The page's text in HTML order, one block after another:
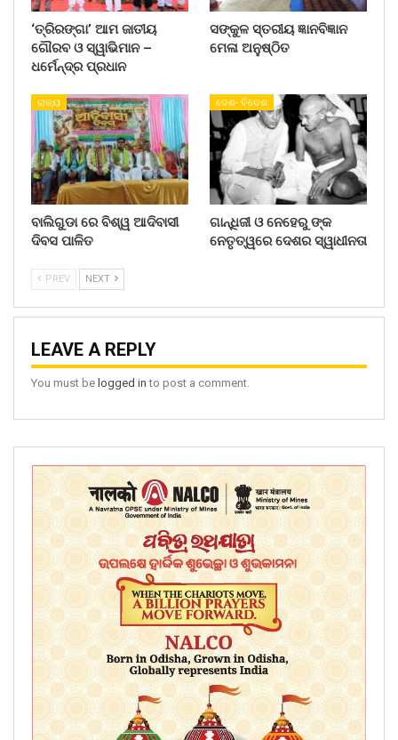
‘ତ୍ରିରଙ୍ଗା’ ଆମ ଜାତୀୟ
ଗୌରବ ଓ ସ୍ୱାଭିମାନ –
ଧର୍ମେନ୍ଦ୍ର ପ୍ରଧାନ
ସଙ୍କୁଳ ସ୍ତରୀୟ ଜ୍ଞାନବିଜ୍ଞାନ
ମେଳା ଅନୁଷ୍ଠିତ
ରାଜ୍ୟ
ବାଲିଗୁଡା ରେ ବିଶ୍ୱ ଆଦିବାସୀ
ଦିବସ ପାଳିତ
ଦେଶ- ବିଦେଶ
ଗାନ୍ଧିଜୀ ଓ ନେହେରୁ ଙ୍କ
ନେତୃତ୍ୱରେ ଦେଶର ସ୍ୱାଧୀନତା
PREV NEXT
LEAVE A REPLY
You must be logged in to post a comment.